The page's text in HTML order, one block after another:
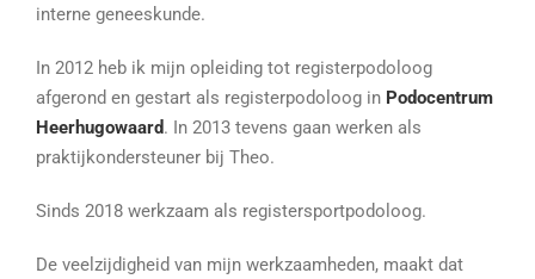
interne geneeskunde.
In 2012 heb ik mijn opleiding tot registerpodoloog
afgerond en gestart als registerpodoloog in Podocentrum
Heerhugowaard. In 2013 tevens gaan werken als
praktijkondersteuner bij Theo.
Sinds 2018 werkzaam als registersportpodoloog.
De veelzijdigheid van mijn werkzaamheden, maakt dat